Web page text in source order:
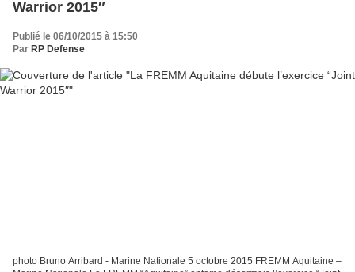
Warrior 2015″
Publié le 06/10/2015 à 15:50
Par RP Defense
photo Bruno Arribard - Marine Nationale 5 octobre 2015 FREMM Aquitaine –